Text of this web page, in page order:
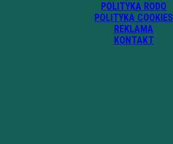
POLITYKA RODO
POLITYKA COOKIES
REKLAMA
KONTAKT